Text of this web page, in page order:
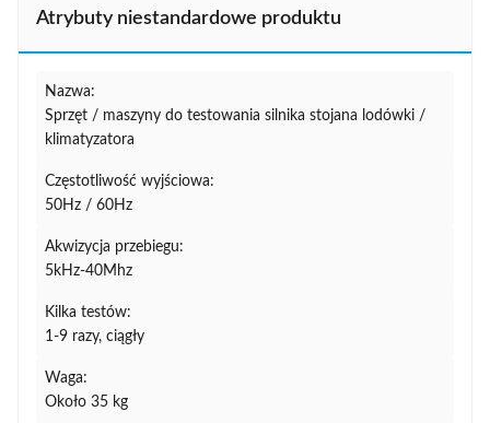
Atrybuty niestandardowe produktu
Nazwa:
Sprzęt / maszyny do testowania silnika stojana lodówki /
klimatyzatora
Częstotliwość wyjściowa:
50Hz / 60Hz
Akwizycja przebiegu:
5kHz-40Mhz
Kilka testów:
1-9 razy, ciągły
Waga:
Około 35 kg